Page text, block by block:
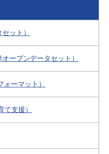
ット）
ープンデータセット）
ーマット）
支援）